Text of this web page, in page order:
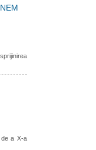
a X-a